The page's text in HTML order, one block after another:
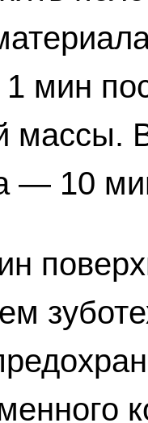
1 мин
массы.
— 10